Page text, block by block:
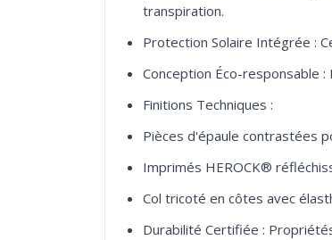
transpiration.
Protection Solaire Intégrée :
Conception Éco-responsable
Finitions Techniques :
Pièces d'épaule contrastées
Imprimés HEROCK®
Col tricoté en côtes avec
Durabilité Certifiée :